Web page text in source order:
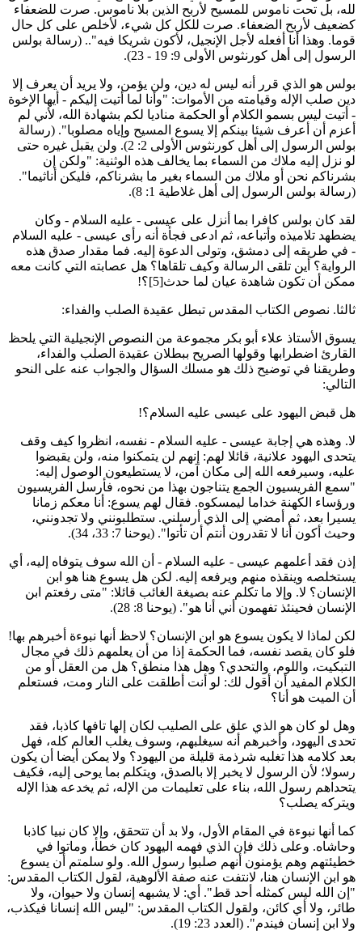
بل تحت ناموس للمسيح لأربح الذين بلا ناموس. صرت للضعفاء
لأربح الضعفاء. صرت للكل كل شيء، لأخلص على كل حال
وهذا أنا أفعله لأجل الإنجيل، لأكون شريكا فيه".. (رسالة بولس
إلى أهل كورنثوس الأولى 9: 19 - 23).
هو الذي قرر أنه ليس له دين، ولن يؤمن، ولا يريد أن يعرف إلا
صلب الإله وقيامته من الأموات: "وأنا لما أتيت إليكم - أيها الإخوة
أتيت ليس بسمو الكلام أو الحكمة مناديا لكم بشهادة الله، لأني لم
أن أعرف شيئا بينكم إلا يسوع المسيح وإياه مصلوبا". (رسالة
بولس الرسول إلى أهل كورنثوس الأولى 2: 2). ولن يقبل غيره حتى
نزل إليه ملاك من السماء بما يخالف هذه الوثنية: "ولكن إن
نحن أو ملاك من السماء بغير ما بشرناكم، فليكن أناثيما".
بولس الرسول إلى أهل غلاطية 1: 8).
كان بولس كافرا بما أنزل على عيسى - عليه السلام - وكان
تلاميذه وأتباعه، ثم ادعى فجأة أنه رأى عيسى - عليه السلام
في طريقه إلى دمشق، وتولى الدعوة إليه. فما مقدار صدق هذه
أين تلقى الرسالة وكيف تلقاها؟ هل عصابته التي كانت معه
أن تكون شاهدة عيان لما حدث[5]؟!
نصوص الكتاب المقدس تبطل عقيدة الصلب والفداء:
الأستاذ علاء أبو بكر مجموعة من النصوص الإنجيلية التي يلحظ
اضطرابها وقولها الصريح ببطلان عقيدة الصلب والفداء،
في توضيح ذلك هو مسلك السؤال والجواب عنه على النحو
قبض اليهود على عيسى عليه السلام؟!
وهذه هي إجابة عيسى - عليه السلام - نفسه، انظروا كيف وقف
اليهود علانية، قائلا لهم: إنهم لن يتمكنوا منه، ولن يقبضوا
وسيرفعه الله إلى مكان آمن، لا يستطيعون الوصول إليه:
الفريسيون الجمع يتناجون بهذا من نحوه، فأرسل الفريسيون
الكهنة خداما ليمسكوه. فقال لهم يسوع: أنا معكم زمانا
بعد، ثم أمضي إلى الذي أرسلني. ستطلبونني ولا تجدونني،
أكون أنا لا تقدرون أنتم أن تأتوا". (يوحنا 7: 33، 34).
فقد أعلمهم عيسى - عليه السلام - أن الله سوف يتوفاه إليه، أي
وينقذه منهم ويرفعه إليه. لكن هل يسوع هنا هو ابن
لا. وإلا ما تكلم عنه بصيغة الغائب قائلا: "متى رفعتم ابن
فحينئذ تفهمون أني أنا هو". (يوحنا 8: 28).
لماذا لا يكون يسوع هو ابن الإنسان؟ لاحظ أنها نبوءة أخبرهم بها!
كان يقصد نفسه، فما الحكمة إذا من أن يعلمهم ذلك في مجال
واللوم، والتحدي؟ وهل هذا منطق؟ هل من العقل أو من
المفيد أن أقول لك: لو أنت أطلقت على النار ومت، فستعلم
الميت هو أنا؟
لو كان هو الذي علق على الصليب لكان إلها تافها كاذبا، فقد
اليهود، وأخبرهم أنه سيغلبهم، وسوف يغلب العالم كله، فهل
كلامه هذا تغلبه شرذمة قليلة من اليهود؟ ولا يمكن أيضا أن يكون
لأن الرسول لا يخبر إلا بالصدق، ويتكلم بما يوحى إليه، فكيف
رسول الله، بناء على تعليمات من الإله، ثم يخدعه هذا الإله
يصلب؟
أنها نبوءة في المقام الأول، ولا بد أن تتحقق، وإلا كان نبيا كاذبا
وعلى ذلك فإن الذي فهمه اليهود كان خطأ، وماتوا في
وهم يؤمنون أنهم صلبوا رسول الله. ولو سلمتم أن يسوع
ابن الإنسان هنا، لانتفت عنه صفة الألوهية، لقول الكتاب المقدس:
الله ليس كمثله أحد قط". أي: لا يشبهه إنسان ولا حيوان، ولا
ولا أي كائن، ولقول الكتاب المقدس: "ليس الله إنسانا فيكذب،
ابن إنسان فيندم". (العدد 23: 19).